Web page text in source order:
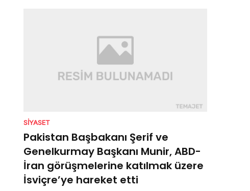
SIYASET
Pakistan Başbakanı Şerif ve
Genelkurmay Başkanı Munir, ABD-
İran görüşmelerine katılmak üzere
İsviçre’ye hareket etti